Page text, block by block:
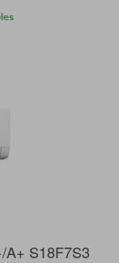
A+ S18F7S3